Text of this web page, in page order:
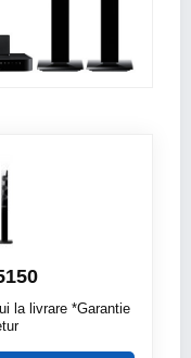
la livrare *Garantie